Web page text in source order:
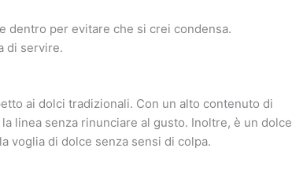
dentro per evitare che si crei condensa.
di servire.
ai dolci tradizionali. Con un alto contenuto di
linea senza rinunciare al gusto. Inoltre, è un dolce
voglia di dolce senza sensi di colpa.